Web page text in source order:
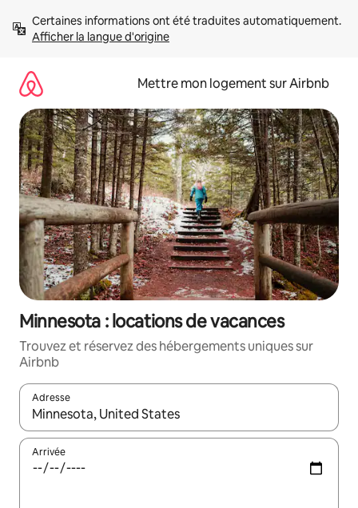
directement
Afficher la langue d'origine
Mettre mon logement sur Airbnb
Minnesota : locations de vacances
Trouvez et réservez des hébergements uniques sur
Airbnb
Adresse
Lorsque les résultats s'affichent, utilisez les flèches vers le
Arrivée